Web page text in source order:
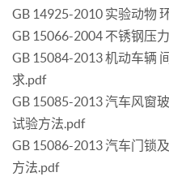
GB 14925-2010 实验动物
GB 15066-2004 不锈钢压
GB 15084-2013 机动车辆
求.pdf
GB 15085-2013 汽车风窗
试验方法.pdf
GB 15086-2013 汽车门锁
方法.pdf